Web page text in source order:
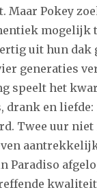
Maar Pokey
mogelijk
uit hun dak
generaties
speelt het
drank en
Twee uur niet
Paradiso